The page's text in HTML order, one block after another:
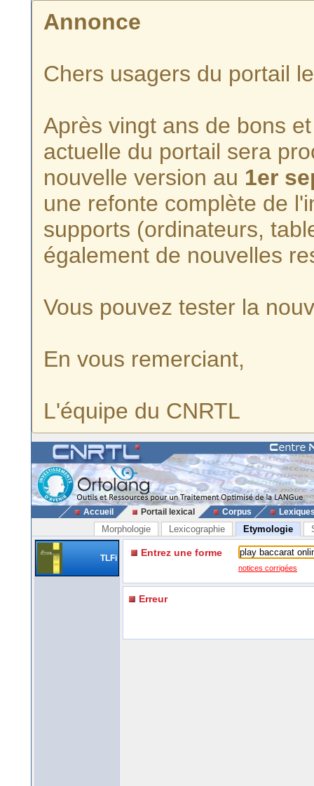
Annonce
Chers usagers du portail
Après vingt ans de bons
actuelle du portail sera
nouvelle version au 1er
une refonte complète de
supports (ordinateurs,
également de nouvelles
Vous pouvez tester la
En vous remerciant,
L'équipe du CNRTL
Accueil Portail lexical Corpus
Morphologie Lexicographie Etymologie
TLFi Entrez une forme
notices corrigées
Erreur